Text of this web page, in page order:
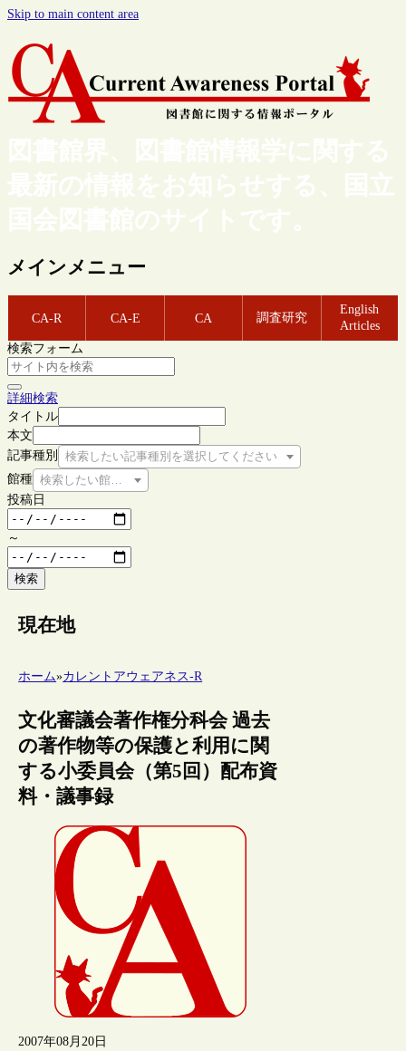
Skip to main content area
図書館界、図書館情報学に関する
最新の情報をお知らせする、国立
国会図書館のサイトです。
メインメニュー
CA-R CA-E CA 調査研究
English
Articles
検索フォーム
詳細検索
タイトル
本文
記事種別
検索したい記事種別を選択してください
館種 検索したい館種を選択してください
投稿日
～
検索
現在地
ホーム»カレントアウェアネス-R
文化審議会著作権分科会 過去
の著作物等の保護と利用に関
する小委員会（第5回）配布資
料・議事録
2007年08月20日